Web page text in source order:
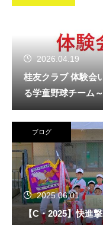
2026.04.19
桂友クラブ 体験会
る学童野球チーム～
ブログ
2025.06.01
【C・2025】快進